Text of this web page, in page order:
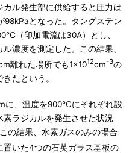
ル発生部に供給すると圧力は
98kPaとなった。タングステン
（印加電流は30A）とし、
濃度を測定した。この結果、
離れた場所でも1×1012cm-3の
たという。
に、温度を900℃にそれぞれ設
ラジカルを発生させた状況
の結果、水素ガスのみの場合
置いた4つの石英ガラス基板の